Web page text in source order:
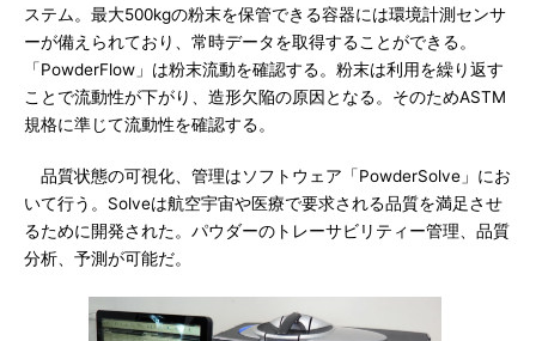
ステム。最大500kgの粉末を保管できる容器には環境計測センサ
ーが備えられており、常時データを取得することができる。
「PowderFlow」は粉末流動を確認する。粉末は利用を繰り返す
ことで流動性が下がり、造形欠陥の原因となる。そのためASTM
規格に準じて流動性を確認する。
品質状態の可視化、管理はソフトウェア「PowderSolve」にお
いて行う。Solveは航空宇宙や医療で要求される品質を満足させ
るために開発された。パウダーのトレーサビリティー管理、品質
分析、予測が可能だ。